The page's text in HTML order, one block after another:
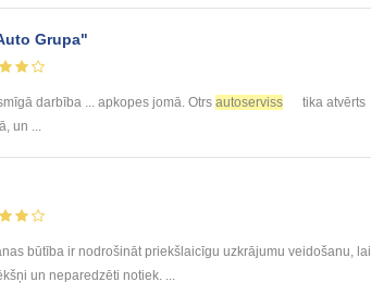
Grupa"
darbība ... apkopes jomā. Otrs autoserviss
tika atvērts
un ...
būtība ir nodrošināt priekšlaicīgu uzkrājumu veidošanu, lai
un neparedzēti notiek. ...